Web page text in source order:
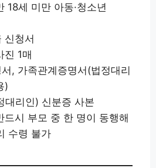
18세 미만 아동·청소년
신청서
진 1매
, 가족관계증명서(법정대리
)
대리인) 신분증 사본
드시 부모 중 한 명이 동행해
수령 불가